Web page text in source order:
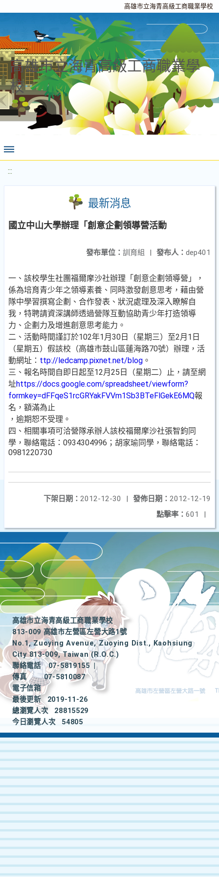
高雄市立海青高級工商職業學校
高雄市立海青高級工商職業學
校
:::
最新消息
國立中山大學辦理「創意企劃領導營活動
發布人： dep401
發布單位： 訓育組 |
一、該校學生社團福爾摩沙社辦理「創意企劃領導營」，
係為培育青少年之領導素養、同時激發創意思考，藉由營
隊中學習撰寫企劃、合作發表、狀況處理及深入瞭解自
我，特聘請資深講師透過營隊互動協助青少年打造領導
力、企劃力及增進創意思考能力。
二、活動時間謹訂於102年1月30日（星期三）至2月1日
（星期五）假該校（高雄市鼓山區蓮海路70號）辦理，活
動網址： ttp://ledcamp.pixnet.net/blog 。
三、報名時間自即日起至12月25日（星期二）止，請至網
址https://docs.google.com/spreadsheet/viewform?
formkey=dFFqeS1rcGRYakFVVm1Sb3BTeFlGekE6MQ報
名，額滿為止
，逾期恕不受理。
四、相關事項可洽營隊承辦人該校福爾摩沙社張智鈞同
學，聯絡電話：0934304996；胡家瑜同學，聯絡電話：
0981220730
發佈日期： 2012-12-19
下架日期： 2012-12-30
|
點擊率： 601 |
高雄市立海青高級工商職業學校
813-009 高雄市左營區左營大路1號
No.1, Zuoying Avenue, Zuoying Dist., Kaohsiung
City 813-009, Taiwan (R.O.C.)
聯絡電話
07-5819155
|
傳真
07-5810087
電子信箱
最後更新
2019-11-26
總瀏覽人次
28815529
今日瀏覽人次
54805